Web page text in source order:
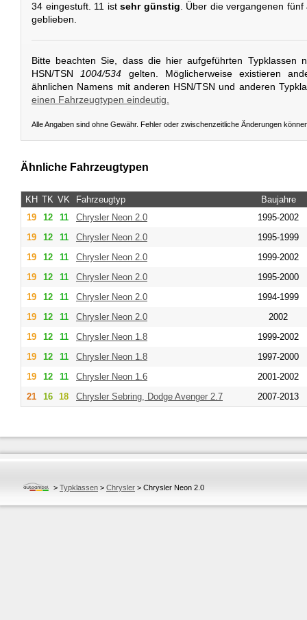
34 eingestuft. 11 ist sehr günstig. Über die vergangenen
geblieben.
Bitte beachten Sie, dass die hier aufgeführten Typklassen
HSN/TSN
1004/534 gelten. Möglicherweise existieren
ähnlichen Namens mit anderen HSN/TSN und anderen
einen Fahrzeugtypen eindeutig.
Alle Angaben sind ohne Gewähr. Fehler oder zwischenzeitliche Änderungen
Ähnliche Fahrzeugtypen
KH TK VK Fahrzeugtyp
Baujahre
19
12 11 Chrysler Neon 2.0
1995-2002
19
12 11 Chrysler Neon 2.0
1995-1999
19
12 11 Chrysler Neon 2.0
1999-2002
19
12 11 Chrysler Neon 2.0
1995-2000
19
12 11 Chrysler Neon 2.0
1994-1999
19
12 11 Chrysler Neon 2.0
2002
19
12 11 Chrysler Neon 1.8
1999-2002
19
12 11 Chrysler Neon 1.8
1997-2000
19
12 11 Chrysler Neon 1.6
2001-2002
21
16 18 Chrysler Sebring, Dodge Avenger 2.7 2007-2013
> Typklassen > Chrysler > Chrysler Neon 2.0